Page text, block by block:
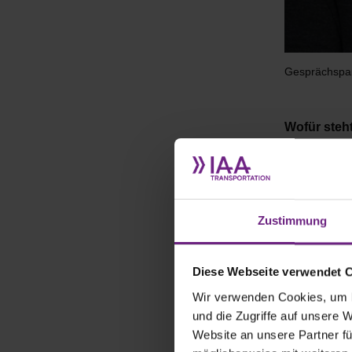
Zustimmung
Diese Webseite verwendet
Wir verwenden Cookies,
und die Zugriffe auf unsere
Website an unsere Partner
Wofür
In unserem
und in